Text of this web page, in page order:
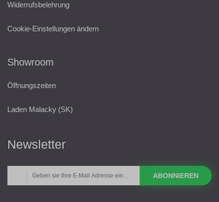
Widerrufsbelehrung
Cookie-Einstellungen ändern
Showroom
Öffnungszeiten
Laden Malacky (SK)
Newsletter
ABONNIEREN